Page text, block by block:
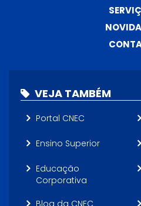
VEJA TAMBÉM
Portal CNEC
Ensino Superior
Educação
Corporativa
Blog da CNEC